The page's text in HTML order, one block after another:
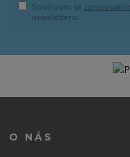
Souhlasím se
newsletteru.
O NÁS